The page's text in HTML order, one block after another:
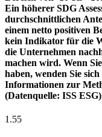
Ein höherer SDG
durchschnittlichen
einem netto positiven
kein Indikator für die
die Unternehmen
machen wird. Wenn
haben, wenden Sie
Informationen zur
(Datenquelle: ISS ESG)
1.55